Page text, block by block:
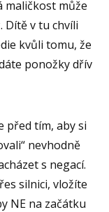
maličkost může
Dítě v tu chvíli
kvůli tomu, že
ponožky dřív
před tím, aby si
nevhodně
s negací.
silnici, vložíte
NE na začátku